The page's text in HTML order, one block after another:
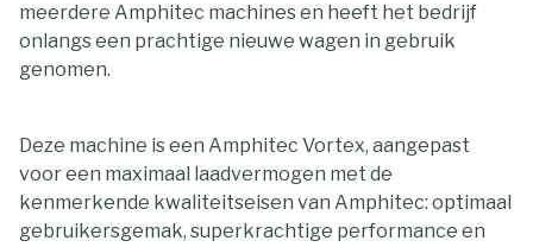
meerdere Amphitec machines en heeft het bedrijf
onlangs een prachtige nieuwe wagen in gebruik
genomen.
Deze machine is een Amphitec Vortex, aangepast
voor een maximaal laadvermogen met de
kenmerkende kwaliteitseisen van Amphitec: optimaal
gebruikersgemak, superkrachtige performance en